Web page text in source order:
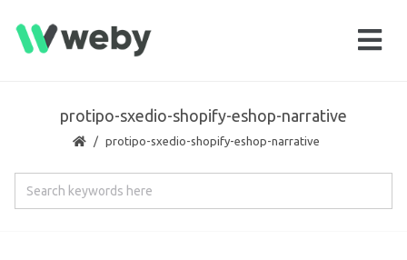
protipo-sxedio-shopify-eshop-narrative
protipo-sxedio-shopify-eshop-narrative